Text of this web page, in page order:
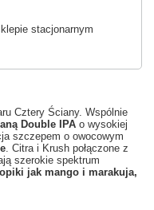
stacjonarnym
Cztery Ściany. Wspólnie
Double IPA o wysokiej
szczepem o owocowym
. Citra i Krush połączone z
szerokie spektrum
jak mango i marakuja,